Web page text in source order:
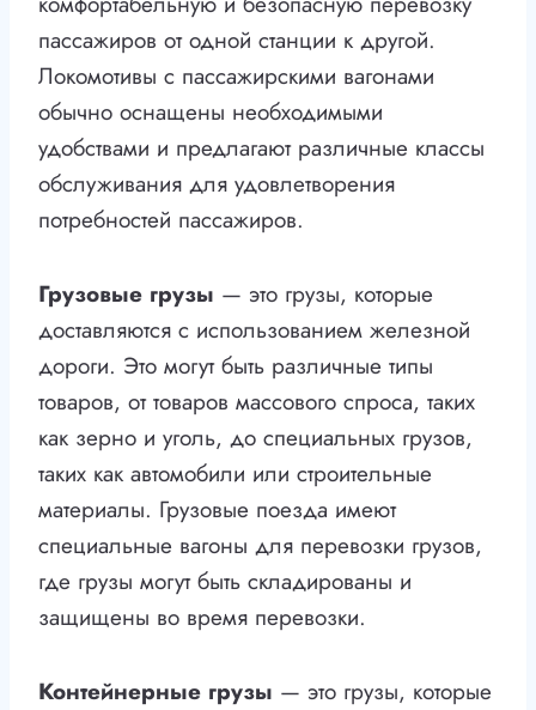
пассажиров от одной станции к другой.
Локомотивы с пассажирскими вагонами
обычно оснащены необходимыми
удобствами и предлагают различные классы
обслуживания для удовлетворения
потребностей пассажиров.
Грузовые грузы — это грузы, которые
доставляются с использованием железной
дороги. Это могут быть различные типы
товаров, от товаров массового спроса, таких
как зерно и уголь, до специальных грузов,
таких как автомобили или строительные
материалы. Грузовые поезда имеют
специальные вагоны для перевозки грузов,
где грузы могут быть складированы и
защищены во время перевозки.
Контейнерные грузы — это грузы, которые